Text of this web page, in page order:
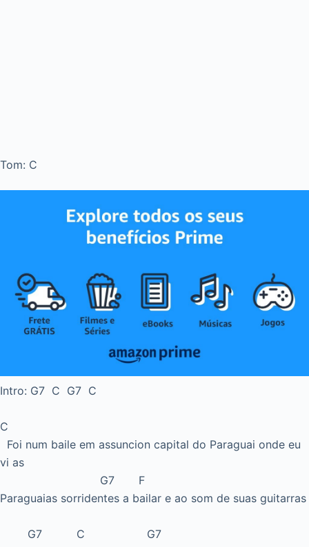
Tom: C
Intro: G7 C G7 C
C
Foi num baile em assuncion capital do Paraguai onde eu
vi as
G7 F
Paraguaias sorridentes a bailar e ao som de suas guitarras
G7 C G7